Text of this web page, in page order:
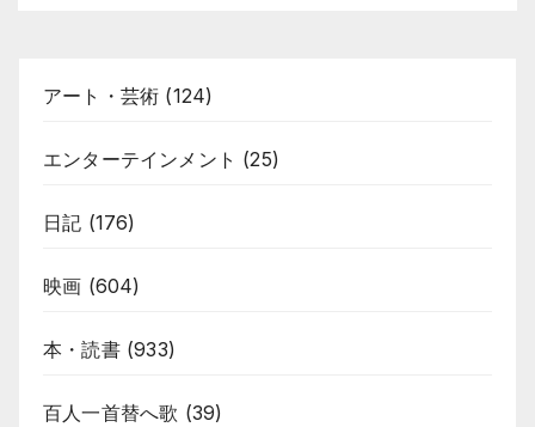
アート・芸術 (124)
エンターテインメント (25)
日記 (176)
映画 (604)
本・読書(933)
百人一首替へ歌 (39)